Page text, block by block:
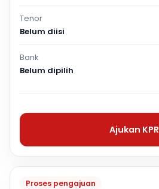
Proses pengajuan
Tenor
Belum diisi
Bank
Belum dipilih
Ajukan KPR